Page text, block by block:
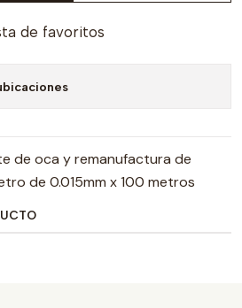
de favoritos
de oca y remanufactura de
de 0.015mm x 100 metros